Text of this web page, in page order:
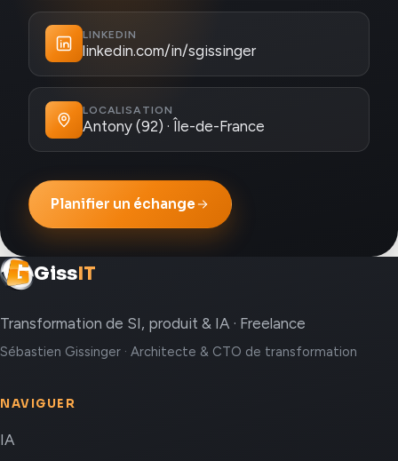
LINKEDIN
linkedin.com/in/sgissinger
LOCALISATION
Antony (92) · Île-de-France
Planifier un échange
GissIT
Transformation de SI, produit & IA · Freelance
Sébastien Gissinger · Architecte & CTO de transformation
NAVIGUER
IA